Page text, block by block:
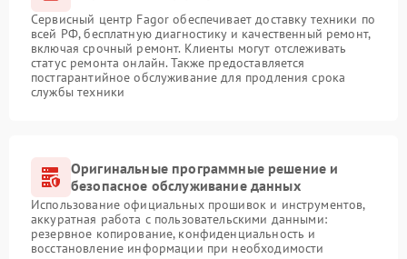
Сервисный центр Fagor обеспечивает доставку техники по
всей РФ, бесплатную диагностику и качественный ремонт,
включая срочный ремонт. Клиенты могут отслеживать
статус ремонта онлайн. Также предоставляется
постгарантийное обслуживание для продления срока
службы техники
Оригинальные программные решение и
безопасное обслуживание данных
Использование официальных прошивок и инструментов,
аккуратная работа с пользовательскими данными:
резервное копирование, конфиденциальность и
восстановление информации при необходимости